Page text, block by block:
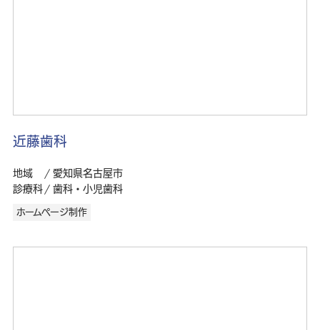
近藤歯科
地域
愛知県名古屋市
診療科
歯科・小児歯科
ホームページ制作